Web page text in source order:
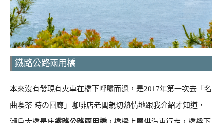
鐵路公路兩用橋
本來沒有發現有火車在橋下呼嘯而過，是2017年第一次去「名
曲喫茶 時の回廊」咖啡店老闆親切熱情地跟我介紹才知道，